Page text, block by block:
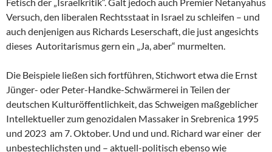
Versuch, den liberalen Rechtsstaat in Israel zu schleifen – und
auch denjenigen aus Richards Leserschaft, die just angesichts
dieses Autoritarismus gern ein „Ja, aber“ murmelten.
Die Beispiele ließen sich fortführen, Stichwort etwa die Ernst
Jünger- oder Peter-Handke-Schwärmerei in Teilen der
deutschen Kulturöffentlichkeit, das Schweigen maßgeblicher
Intellektueller zum genozidalen Massaker in Srebrenica 1995
und 2023 am 7. Oktober. Und und und. Richard war einer der
unbestechlichsten und – aktuell-politisch ebenso wie